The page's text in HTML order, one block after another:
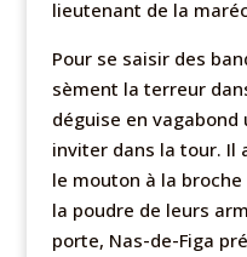
lieutenant de la
Pour se saisir des
sèment la terreur
déguise en
inviter dans la tour. Il
le mouton à la
la poudre de leurs
porte, Nas-de-Figa